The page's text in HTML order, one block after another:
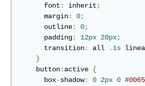
font : inherit;
margin: 0;
outline: 0;
padding: 12px 20px;
transition: all . 1s
}
button: active {
box-shadow: 0 2px 0